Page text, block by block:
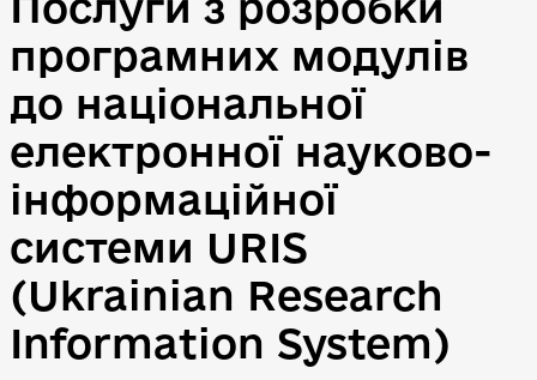
програмних модулів
до національної
електронної науково-
інформаційної
системи URIS
(Ukrainian Research
Information System)